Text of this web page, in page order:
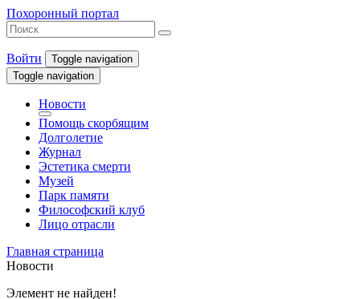
Похоронный портал
Войти
Toggle navigation
Toggle navigation
Новости
Помощь скорбящим
Долголетие
Журнал
Эстетика смерти
Музей
Парк памяти
Философский клуб
Лицо отрасли
Главная страница
Новости
Элемент не найден!